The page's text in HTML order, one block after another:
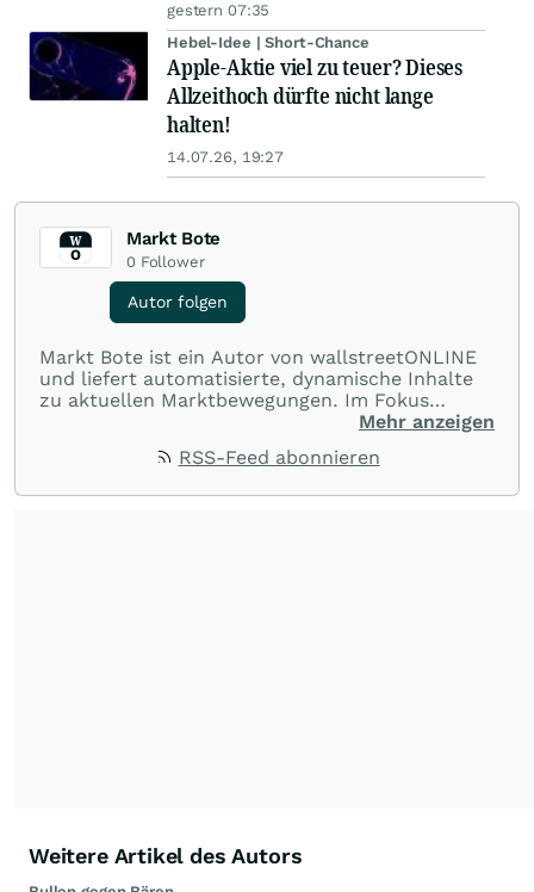
gestern 07:35
Hebel-Idee | Short-Chance
Apple-Aktie viel zu teuer? Dieses
Allzeithoch dürfte nicht lange
halten!
14.07.26, 19:27
Markt Bote
0 Follower
Autor folgen
Markt Bote ist ein Autor von wallstreetONLINE
und liefert automatisierte, dynamische Inhalte
zu aktuellen Marktbewegungen. Im Fokus
stehen Tops und Flops, Branchentrends und
Rohstoffe oder Krypto – die Beiträge sind kurz,
Mehr anzeigen
RSS-Feed abonnieren
Weitere Artikel des Autors